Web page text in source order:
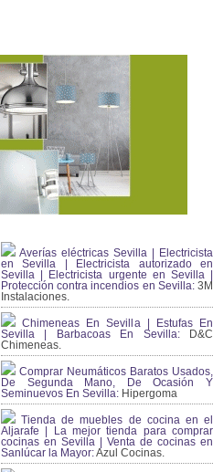
Averías eléctricas Sevilla | Electricista
en Sevilla | Electricista autorizado en
Sevilla | Electricista urgente en Sevilla |
Protección contra incendios en Sevilla:3M
Instalaciones.
Chimeneas En Sevilla | Estufas En
Sevilla | Barbacoas En Sevilla:D&C
Chimeneas.
Comprar Neumáticos Baratos Usados,
De Segunda Mano, De Ocasión Y
Seminuevos En Sevilla: Hipergoma
Tienda de muebles de cocina en el
Aljarafe | La mejor tienda para comprar
cocinas en Sevilla | Venta de cocinas en
Sanlúcar la Mayor:Azul Cocinas.